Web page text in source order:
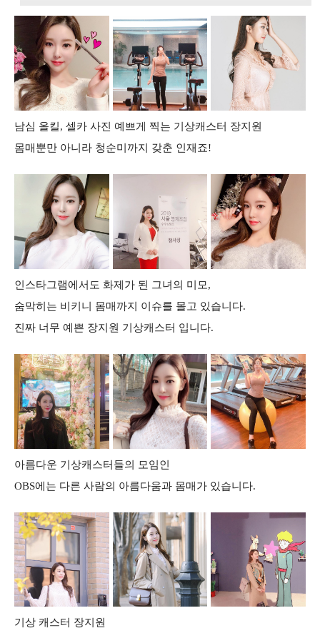
남심 올킬, 셀카 사진 예쁘게 찍는 기상캐스터 장지원
몸매뿐만 아니라 청순미까지 갖춘 인재죠!
인스타그램에서도 화제가 된 그녀의 미모,
숨막히는 비키니 몸매까지 이슈를 몰고 있습니다.
진짜 너무 예쁜 장지원 기상캐스터 입니다.
아름다운 기상캐스터들의 모임인
OBS에는 다른 사람의 아름다움과 몸매가 있습니다.
기상 캐스터 장지원